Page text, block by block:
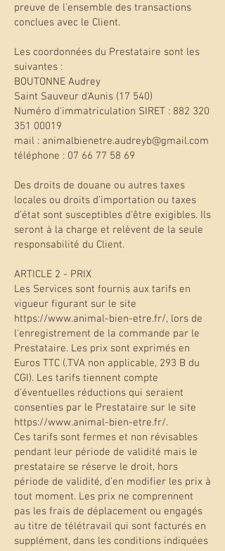
preuve de l'ensemble des transactions
conclues avec le Client.
Les coordonnées du Prestataire sont les
suivantes :
BOUTONNE Audrey
Saint Sauveur d'Aunis (17 540)
Numéro d'immatriculation SIRET : 882 320
351 00019
mail : animalbienetre.audreyb@gmail.com
téléphone : 07 66 77 58 69
Des droits de douane ou autres taxes
locales ou droits d'importation ou taxes
d'état sont susceptibles d'être exigibles. Ils
seront à la charge et relèvent de la seule
responsabilité du Client.
ARTICLE 2 - PRIX
Les Services sont fournis aux tarifs en
vigueur figurant sur le site
https://www.animal-bien-etre.fr/, lors de
l'enregistrement de la commande par le
Prestataire. Les prix sont exprimés en
Euros TTC (.TVA non applicable, 293 B du
CGI). Les tarifs tiennent compte
d'éventuelles réductions qui seraient
consenties par le Prestataire sur le site
https://www.animal-bien-etre.fr/.
Ces tarifs sont fermes et non révisables
pendant leur période de validité mais le
prestataire se réserve le droit, hors
période de validité, d’en modifier les prix à
tout moment. Les prix ne comprennent
pas les frais de déplacement ou engagés
au titre de télétravail qui sont facturés en
supplément, dans les conditions indiquées